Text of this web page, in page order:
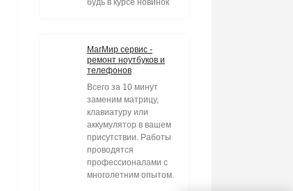
будь в курсе новинок
МагМир сервис -
ремонт ноутбуков и
телефонов
Всего за 10 минут
заменим матрицу,
клавиатуру или
аккумулятор в вашем
присутствии. Работы
проводятся
профессионалами с
многолетним опытом.